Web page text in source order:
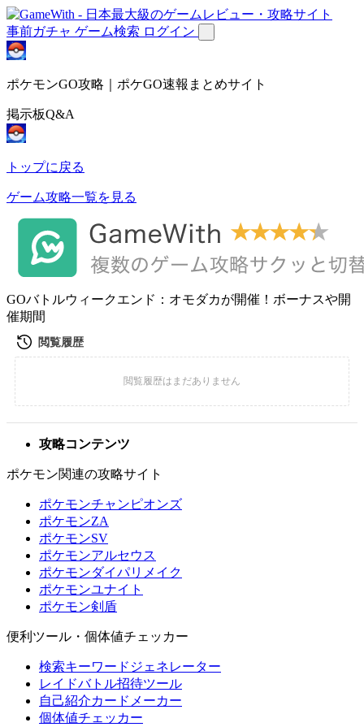
事前ガチャ ゲーム検索 ログイン
ポケモンGO攻略｜ポケGO速報まとめサイト
掲示板Q&A
トップに戻る
ゲーム攻略一覧を見る
GOバトルウィークエンド：オモダカが開催！ボーナスや開
催期間
攻略コンテンツ
ポケモン関連の攻略サイト
ポケモンチャンピオンズ
ポケモンZA
ポケモンSV
ポケモンアルセウス
ポケモンダイパリメイク
ポケモンユナイト
ポケモン剣盾
便利ツール・個体値チェッカー
検索キーワードジェネレーター
レイドバトル招待ツール
自己紹介カードメーカー
個体値チェッカー